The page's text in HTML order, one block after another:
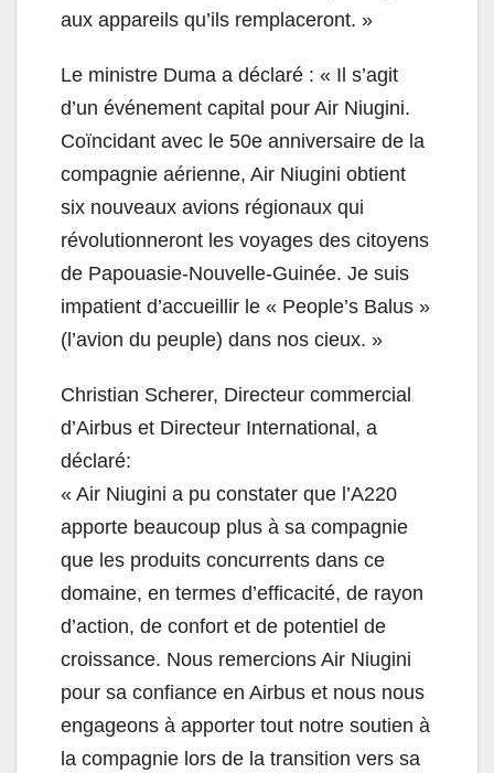
aux appareils qu’ils remplaceront. »
Le ministre Duma a déclaré : « Il s’agit
d’un événement capital pour Air Niugini.
Coïncidant avec le 50e anniversaire de la
compagnie aérienne, Air Niugini obtient
six nouveaux avions régionaux qui
révolutionneront les voyages des citoyens
de Papouasie-Nouvelle-Guinée. Je suis
impatient d’accueillir le « People’s Balus »
(l’avion du peuple) dans nos cieux. »
Christian Scherer, Directeur commercial
d’Airbus et Directeur International, a
déclaré:
« Air Niugini a pu constater que l’A220
apporte beaucoup plus à sa compagnie
que les produits concurrents dans ce
domaine, en termes d’efficacité, de rayon
d’action, de confort et de potentiel de
croissance. Nous remercions Air Niugini
pour sa confiance en Airbus et nous nous
engageons à apporter tout notre soutien à
la compagnie lors de la transition vers sa